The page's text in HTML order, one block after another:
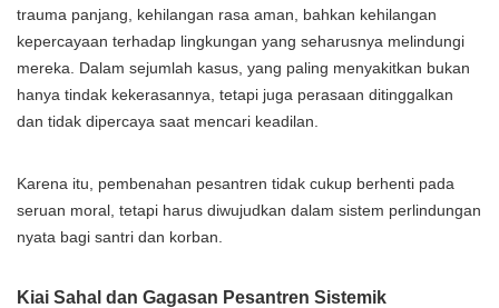
trauma panjang, kehilangan rasa aman, bahkan kehilangan
kepercayaan terhadap lingkungan yang seharusnya melindungi
mereka. Dalam sejumlah kasus, yang paling menyakitkan bukan
hanya tindak kekerasannya, tetapi juga perasaan ditinggalkan
dan tidak dipercaya saat mencari keadilan.
Karena itu, pembenahan pesantren tidak cukup berhenti pada
seruan moral, tetapi harus diwujudkan dalam sistem perlindungan
nyata bagi santri dan korban.
Kiai Sahal dan Gagasan Pesantren Sistemik